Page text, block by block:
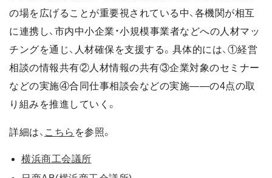
の場を広げることが重要視されている中、各機関が相互
に連携し、市内中小企業・小規模事業者などへの人材マッ
チングを通じ、人材確保を支援する。具体的には、①経営
相談の情報共有②人材情報の共有③企業対象のセミナー
などの実施④合同仕事相談会などの実施――の4点の取
り組みを推進していく。
詳細は、 こちら を参照。
横浜商工会議所